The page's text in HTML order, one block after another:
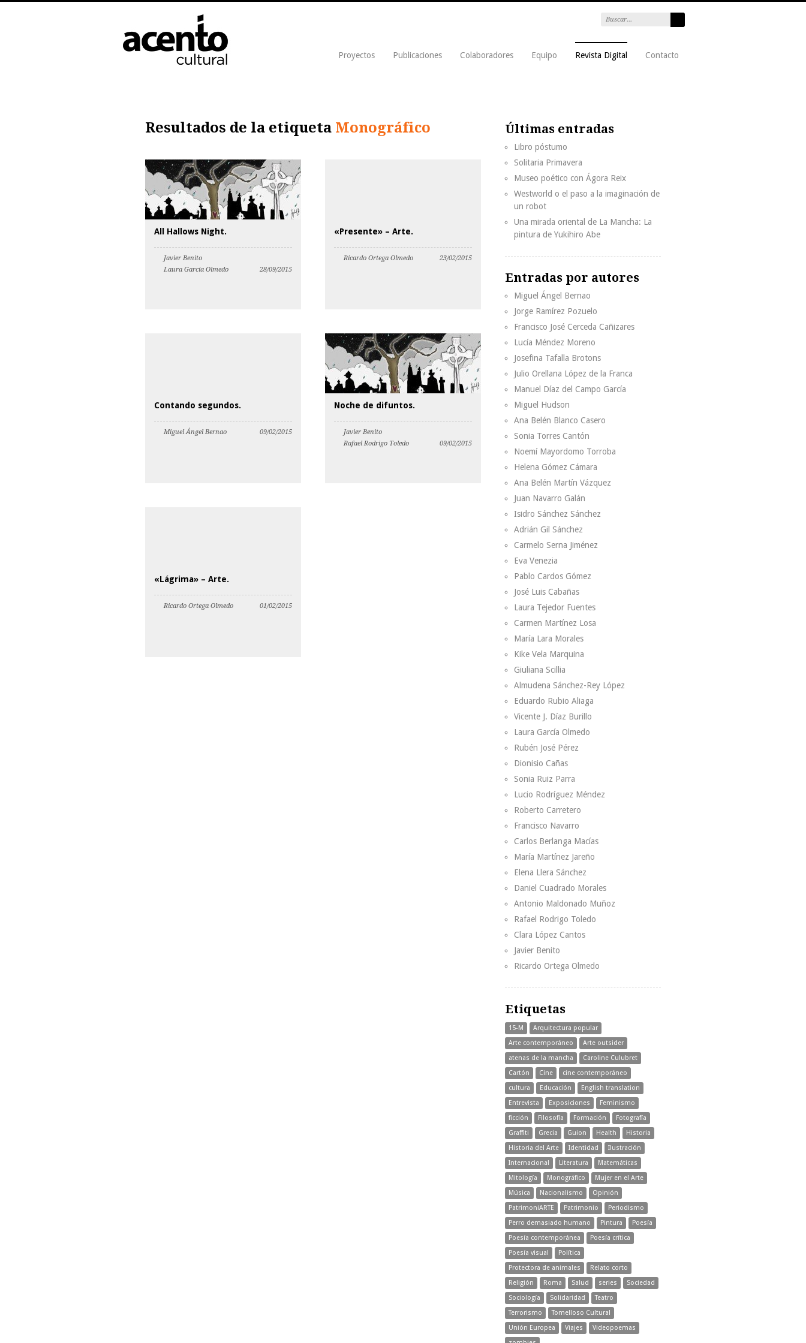
Proyectos Publicaciones Colaboradores Equipo Revista Digital Contacto
Resultados de la etiqueta Monográfico
All Hallows Night.
Javier Benito
Laura García Olmedo
28/09/2015
«Presente» – Arte.
Ricardo Ortega Olmedo 23/02/2015
Contando segundos.
Miguel Ángel Bernao 09/02/2015
Noche de difuntos.
Javier Benito
Rafael Rodrigo Toledo
09/02/2015
«Lágrima» – Arte.
Ricardo Ortega Olmedo 01/02/2015
Últimas entradas
Libro póstumo
Solitaria Primavera
Museo poético con Ágora Reix
Westworld o el paso a la imaginación de
un robot
Una mirada oriental de La Mancha: La
pintura de Yukihiro Abe
Entradas por autores
Miguel Ángel Bernao
Jorge Ramírez Pozuelo
Francisco José Cerceda Cañizares
Lucía Méndez Moreno
Josefina Tafalla Brotons
Julio Orellana López de la Franca
Manuel Díaz del Campo García
Miguel Hudson
Ana Belén Blanco Casero
Sonia Torres Cantón
Noemí Mayordomo Torroba
Helena Gómez Cámara
Ana Belén Martín Vázquez
Juan Navarro Galán
Isidro Sánchez Sánchez
Adrián Gil Sánchez
Carmelo Serna Jiménez
Eva Venezia
Pablo Cardos Gómez
José Luis Cabañas
Laura Tejedor Fuentes
Carmen Martínez Losa
María Lara Morales
Kike Vela Marquina
Giuliana Scillia
Almudena Sánchez-Rey López
Eduardo Rubio Aliaga
Vicente J. Díaz Burillo
Laura García Olmedo
Rubén José Pérez
Dionisio Cañas
Sonia Ruiz Parra
Lucio Rodríguez Méndez
Roberto Carretero
Francisco Navarro
Carlos Berlanga Macías
María Martínez Jareño
Elena Llera Sánchez
Daniel Cuadrado Morales
Antonio Maldonado Muñoz
Rafael Rodrigo Toledo
Clara López Cantos
Javier Benito
Ricardo Ortega Olmedo
Etiquetas
15-M
Arquitectura popular
Arte contemporáneo
Arte outsider
atenas de la mancha
Caroline Culubret
Cartón
Cine
cine contemporáneo
cultura
Educación
English translation
Entrevista
Exposiciones
Feminismo
ficción
Filosofía Formación
Fotografía
Graffiti
Grecia Guion Health
Historia
Historia del Arte
Identidad
Ilustración
Internacional
Literatura
Matemáticas
Mitología
Monográfico
Mujer en el Arte
Música
Nacionalismo
Opinión
PatrimoniARTE
Patrimonio
Periodismo
Perro demasiado humano
Pintura
Poesía
Poesía contemporánea
Poesía crítica
Poesía visual
Política
Protectora de animales
Relato corto
Religión
Roma Salud series
Sociedad
Sociología
Solidaridad
Teatro
Terrorismo
Tomelloso Cultural
Unión Europea
Viajes
Videopoemas